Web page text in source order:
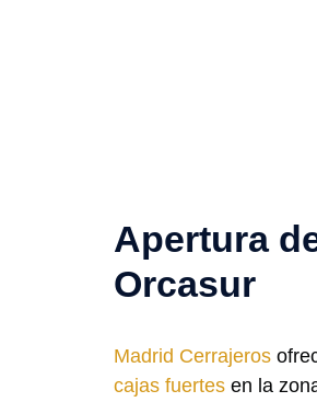
Apertura
Orcasur
Madrid Cerrajeros
cajas fuertes en la